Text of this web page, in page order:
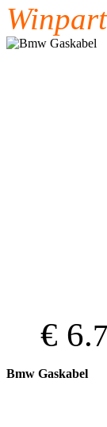
€ 6.
Bmw Gaskabel